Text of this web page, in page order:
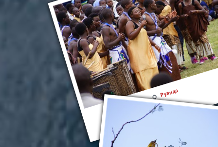
Руанда